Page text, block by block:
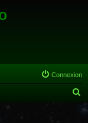
Connexion